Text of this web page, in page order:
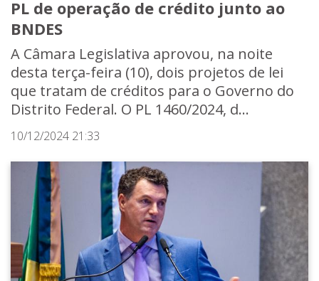
PL de operação de crédito junto ao
BNDES
A Câmara Legislativa aprovou, na noite
desta terça-feira (10), dois projetos de lei
que tratam de créditos para o Governo do
Distrito Federal. O PL 1460/2024, d...
10/12/2024 21:33